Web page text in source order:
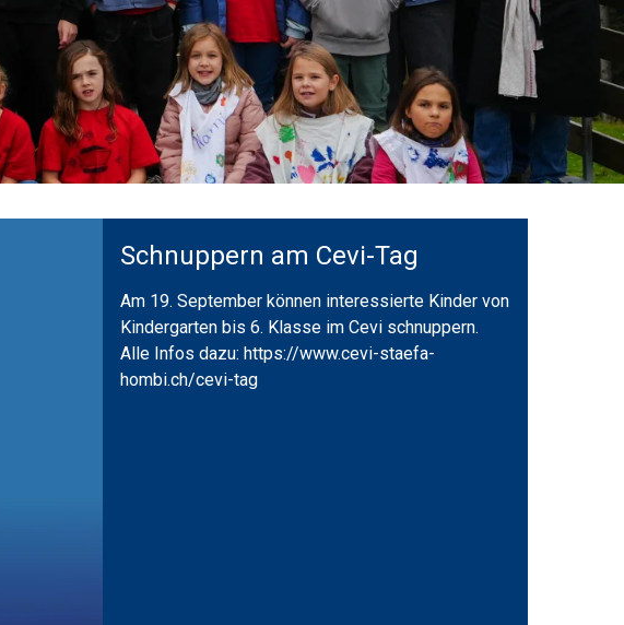
Schnuppern am Cevi-Tag
Am 19. September können interessierte Kinder von
Kindergarten bis 6. Klasse im Cevi schnuppern.
Alle Infos dazu: https://www.cevi-staefa-
hombi.ch/cevi-tag